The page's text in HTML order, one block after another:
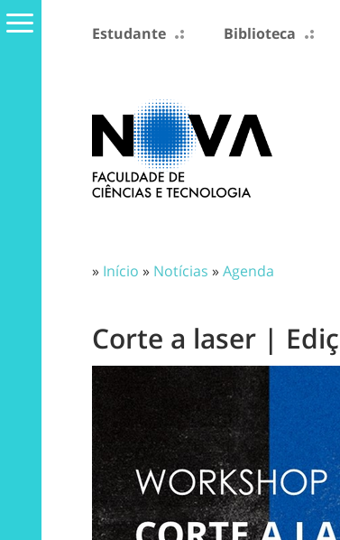
Estudante Biblioteca
» Início » Notícias »Agenda
Corte a laser |